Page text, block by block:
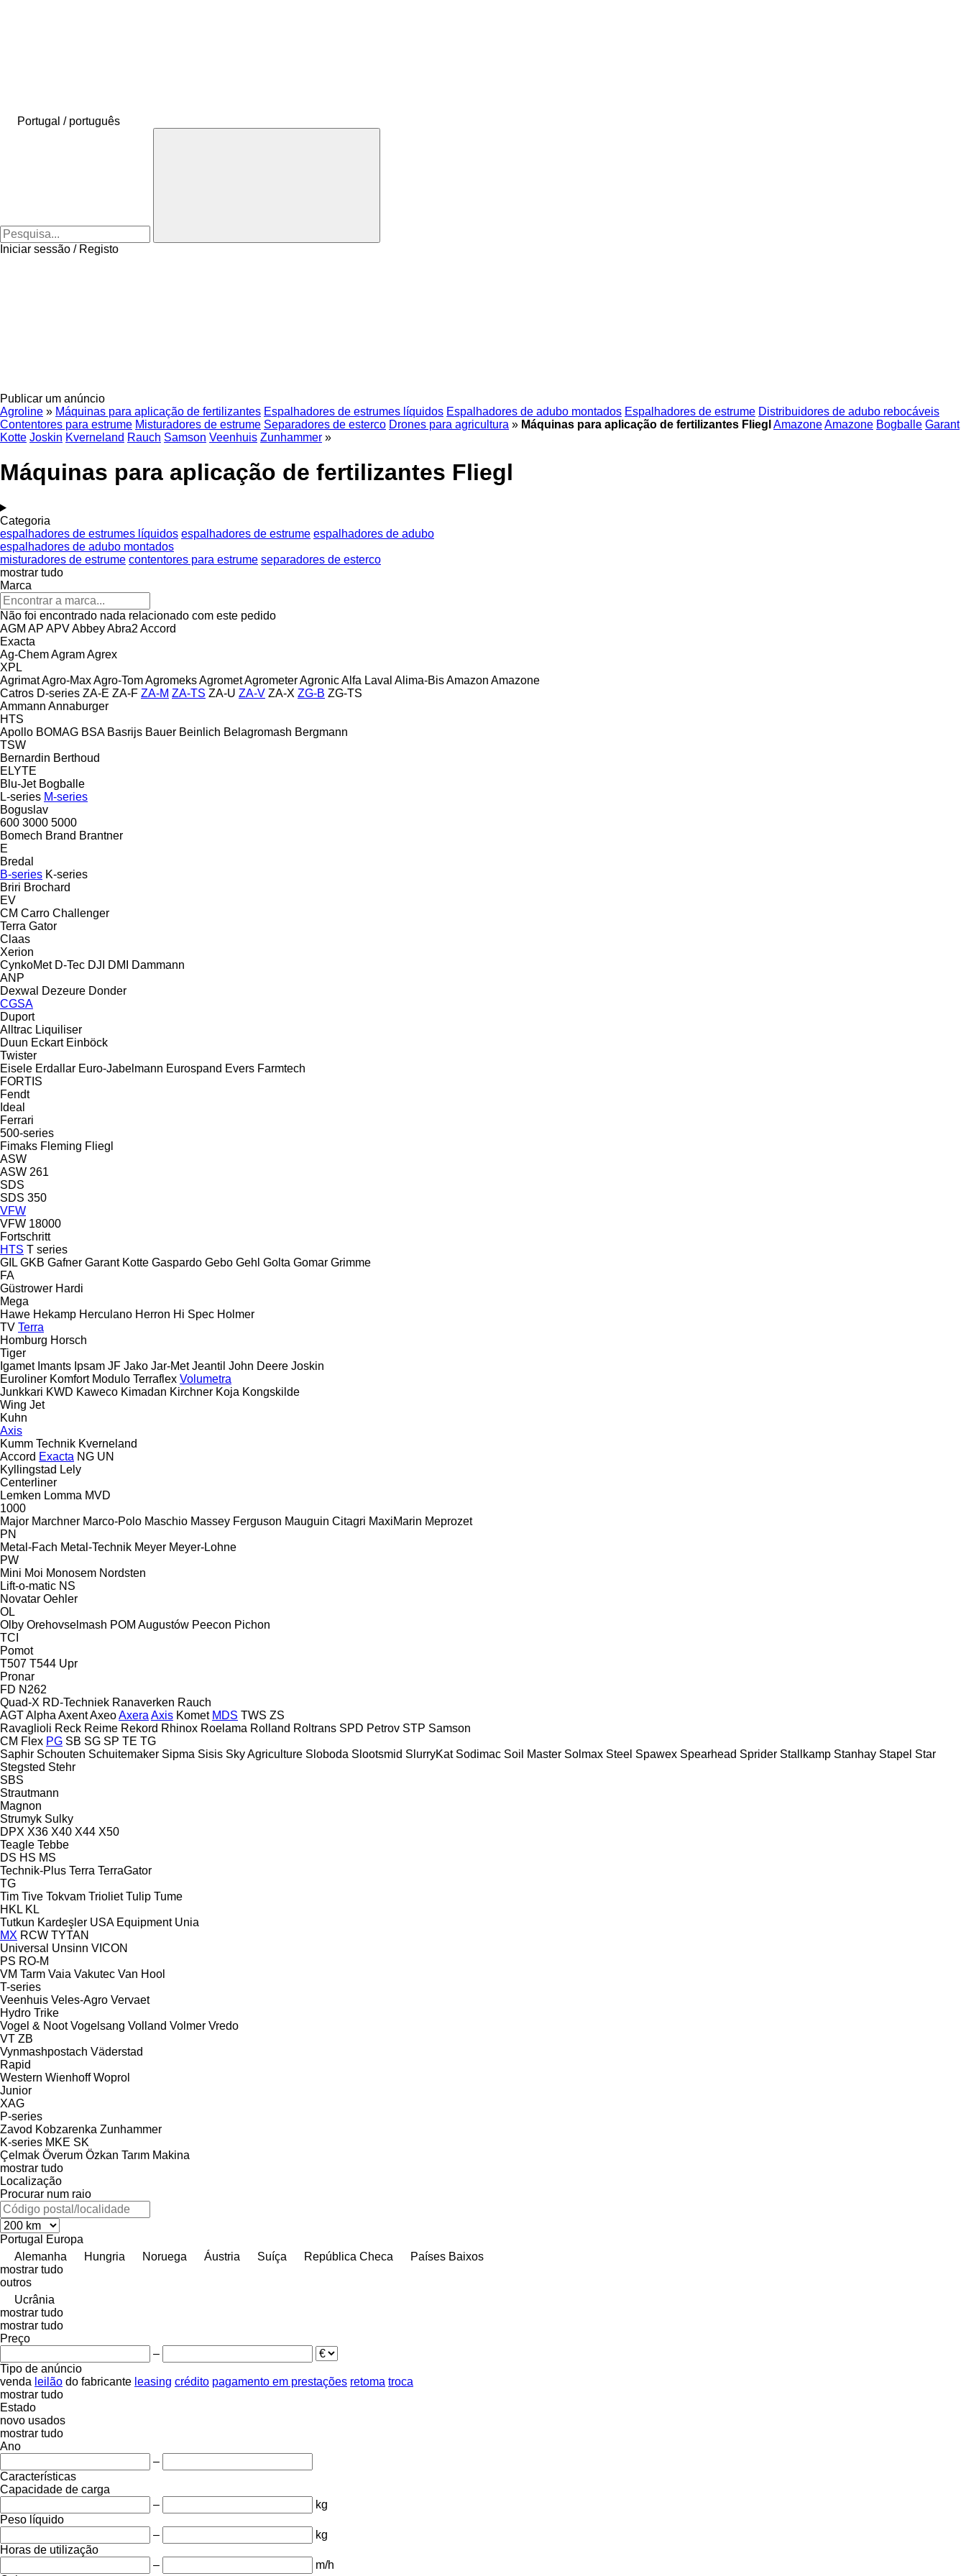
Portugal / português
Iniciar sessão / Registo
Publicar um anúncio
Agroline » Máquinas para aplicação de fertilizantes Espalhadores de estrumes líquidos Espalhadores de adubo montados Espalhadores de estrume Distribuidores de adubo rebocáveis
Contentores para estrume Misturadores de estrume Separadores de esterco Drones para agricultura » Máquinas para aplicação de fertilizantes Fliegl AmazoneAmazone Bogballe Garant
Kotte Joskin Kverneland Rauch Samson Veenhuis Zunhammer »
Máquinas para aplicação de fertilizantes Fliegl
Categoria
espalhadores de estrumes líquidos espalhadores de estrume espalhadores de adubo
espalhadores de adubo montados
misturadores de estrume contentores para estrume separadores de esterco
mostrar tudo
Marca
Não foi encontrado nada relacionado com este pedido
AGM AP APVAbbeyAbra2 Accord
Exacta
Ag-ChemAgramAgrex
XPL
AgrimatAgro-MaxAgro-TomAgromeksAgrometAgrometerAgronicAlfa Laval Alima-BisAmazon Amazone
Catros D-series ZA-E ZA-F ZA-M ZA-TS ZA-U ZA-V ZA-X ZG-B ZG-TS
Ammann Annaburger
HTS
Apollo BOMAG BSA Basrijs Bauer Beinlich Belagromash Bergmann
TSW
Bernardin Berthoud
ELYTE
Blu-Jet Bogballe
L-series M-series
Boguslav
600 3000 5000
Bomech Brand Brantner
E
Bredal
B-series K-series
Briri Brochard
EV
CM Carro Challenger
Terra Gator
Claas
Xerion
CynkoMet D-Tec DJI DMI
Dammann
ANP
Dexwal
Dezeure Donder
CGSA
Duport
Alltrac Liquiliser
Duun Eckart Einböck
Twister
Eisele Erdallar Euro-Jabelmann Eurospand Evers Farmtech
FORTIS
Fendt
Ideal
Ferrari
500-series
Fimaks Fleming Fliegl
ASW
ASW 261
SDS
SDS 350
VFW
VFW 18000
Fortschritt
HTS T series
GIL GKB Gafner Garant Kotte Gaspardo Gebo Gehl Golta Gomar Grimme
FA
Güstrower Hardi
Mega
Hawe Hekamp Herculano Herron Hi Spec Holmer
TV Terra
Homburg Horsch
Tiger
Igamet Imants Ipsam JF Jako Jar-Met Jeantil John Deere Joskin
Euroliner Komfort Modulo Terraflex Volumetra
Junkkari KWD Kaweco Kimadan Kirchner Koja Kongskilde
Wing Jet
Kuhn
Axis
Kumm Technik Kverneland
Accord Exacta NG UN
Kyllingstad Lely
Centerliner
Lemken Lomma MVD
1000
Major Marchner Marco-Polo Maschio Massey Ferguson Mauguin Citagri MaxiMarin Meprozet
PN
Metal-Fach Metal-Technik Meyer Meyer-Lohne
PW
Mini Moi Monosem Nordsten
Lift-o-matic NS
Novatar Oehler
OL
Olby Orehovselmash POM Augustów Peecon Pichon
TCI
Pomot
T507 T544 Upr
Pronar
FD N262
Quad-X RD-Techniek Ranaverken Rauch
AGTAlpha AxentAxeoAxera Axis Komet MDS TWS ZS
Ravaglioli Reck Reime Rekord Rhinox Roelama Rolland Roltrans SPD Petrov STP Samson
CM Flex PG SB SG SP TE TG
Saphir Schouten Schuitemaker Sipma Sisis Sky Agriculture Sloboda Slootsmid SlurryKat Sodimac Soil Master Solmax Steel Spawex Spearhead Sprider Stallkamp Stanhay Stapel Star
Stegsted Stehr
SBS
Strautmann
Magnon
Strumyk Sulky
DPX X36 X40 X44 X50
Teagle Tebbe
DS HS MS
Technik-Plus Terra TerraGator
TG
Tim Tive Tokvam Trioliet Tulip Tume
HKL KL
Tutkun Kardeşler USA Equipment Unia
MX RCW TYTAN
Universal Unsinn VICON
PS RO-M
VM Tarm Vaia Vakutec Van Hool
T-series
Veenhuis Veles-Agro Vervaet
Hydro Trike
Vogel & Noot Vogelsang Volland Volmer Vredo
VT ZB
Vynmashpostach Väderstad
Rapid
Western Wienhoff Woprol
Junior
XAG
P-series
Zavod Kobzarenka Zunhammer
K-series MKE SK
Çelmak Överum Özkan Tarım Makina
mostrar tudo
Localização
Procurar num raio
Portugal
Europa
Alemanha
Hungria Noruega Áustria Suíça República Checa
Países Baixos
mostrar tudo
outros
Ucrânia
mostrar tudo
mostrar tudo
Preço
–
Tipo de anúncio
venda leilão do fabricante leasing crédito pagamento em prestações retoma troca
mostrar tudo
Estado
novo usados
mostrar tudo
Ano
–
Características
Capacidade de carga
–
kg
Peso líquido
–
kg
Horas de utilização
–
m/h